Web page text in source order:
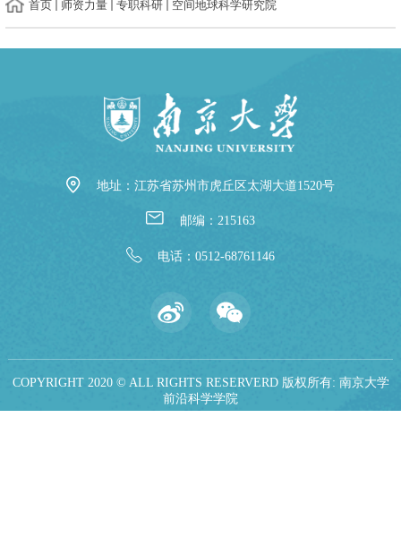
首页 师资力量 专职科研 空间地球科学研究院
地址：江苏省苏州市虎丘区太湖大道1520号
邮编：215163
电话：0512-68761146
COPYRIGHT 2020 © ALL RIGHTS RESERVERD 版权所有: 南京大学
前沿科学学院